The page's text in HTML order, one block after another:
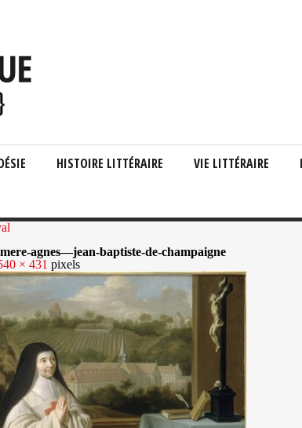
HISTOIRE LITTÉRAIRE VIE LITTÉRAIRE
agnes—jean-baptiste-de-champaigne
× 431 pixels